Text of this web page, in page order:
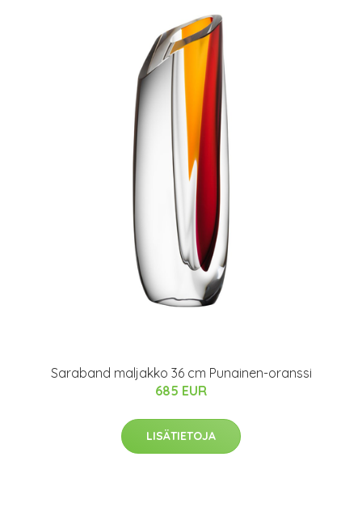
Saraband maljakko 36 cm Punainen-oranssi
685 EUR
LISÄTIETOJA